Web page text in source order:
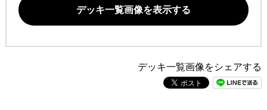
デッキ一覧画像を表示する
デッキ一覧画像をシェアする